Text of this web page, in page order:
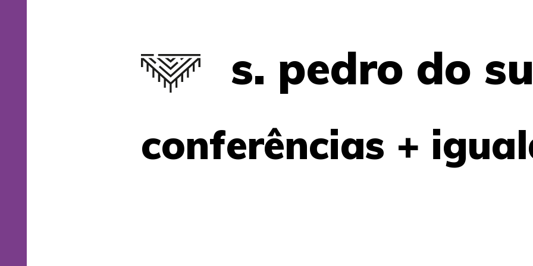
s. pedro do
conferências +